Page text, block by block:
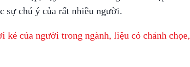
sự chú ý của rất nhiều người.
kẻ của người trong ngành, liệu có chảnh chọe,